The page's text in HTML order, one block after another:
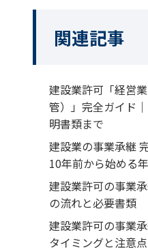
関連記事
建設業許可「経営
管）」完全ガイド
明書類まで
建設業の事業承継
10年前から始める
建設業許可の事業
の流れと必要書類
建設業許可の事業
タイミングと注意点